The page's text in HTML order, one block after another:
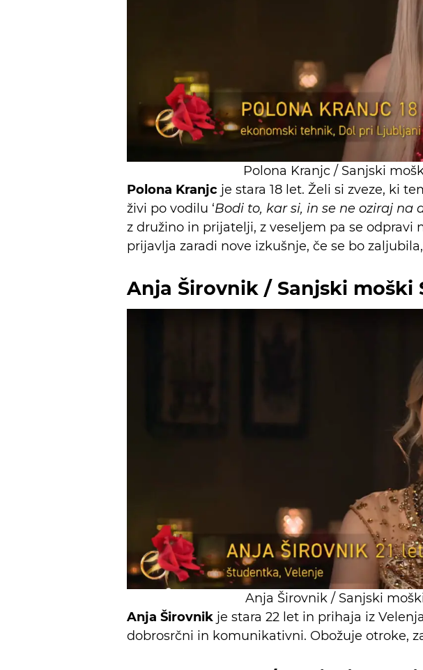
Polona Kranjc / Sanjski
Polona Kranjc je stara 18 let. Želi si zveze, ki
živi po vodilu ‘Bodi to, kar si, in se ne oziraj na
z družino in prijatelji, z veseljem pa se odpravi
prijavlja zaradi nove izkušnje, če se bo
Anja Širovnik / Sanjski moški
Anja Širovnik / Sanjski
Anja Širovnik je stara 22 let in prihaja iz
dobrosrčni in komunikativni. Obožuje otroke,